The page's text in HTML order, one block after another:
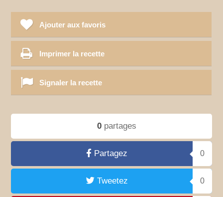
Ajouter aux favoris
Imprimer la recette
Signaler la recette
0partages
Partagez 0
Tweetez 0